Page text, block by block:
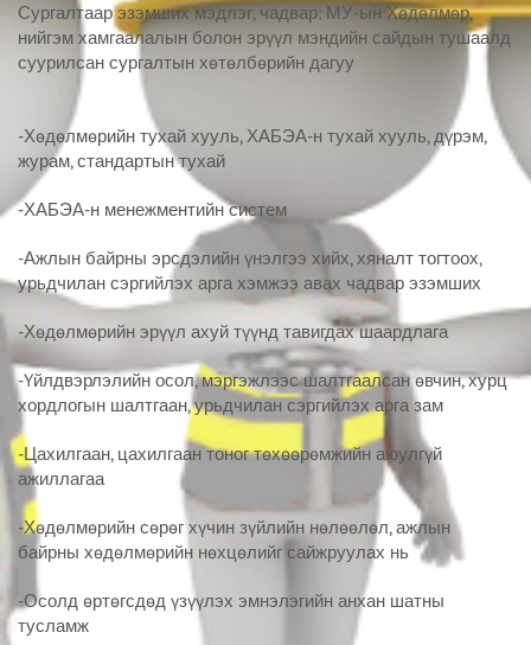
Сургалтаар эзэмших мэдлэг, чадвар: МУ-ын Хөдөлмөр,
нийгэм хамгаалалын болон эрүүл мэндийн сайдын тушаалд
суурилсан сургалтын хөтөлбөрийн дагуу
-Хөдөлмөрийн тухай хууль, ХАБЭА-н тухай хууль, дүрэм,
журам, стандартын тухай
-ХАБЭА-н менежментийн систем
-Ажлын байрны эрсдэлийн үнэлгээ хийх, хяналт тогтоох,
урьдчилан сэргийлэх арга хэмжээ авах чадвар эзэмших
-Хөдөлмөрийн эрүүл ахуй түүнд тавигдах шаардлага
-Үйлдвэрлэлийн осол, мэргэжлээс шалтгаалсан өвчин, хурц
хордлогын шалтгаан, урьдчилан сэргийлэх арга зам
-Цахилгаан, цахилгаан тоног төхөөрөмжийн аюулгүй
ажиллагаа
-Хөдөлмөрийн сөрөг хүчин зүйлийн нөлөөлөл, ажлын
байрны хөдөлмөрийн нөхцөлийг сайжруулах нь
-Осолд өртөгсдөд үзүүлэх эмнэлэгийн анхан шатны
тусламж